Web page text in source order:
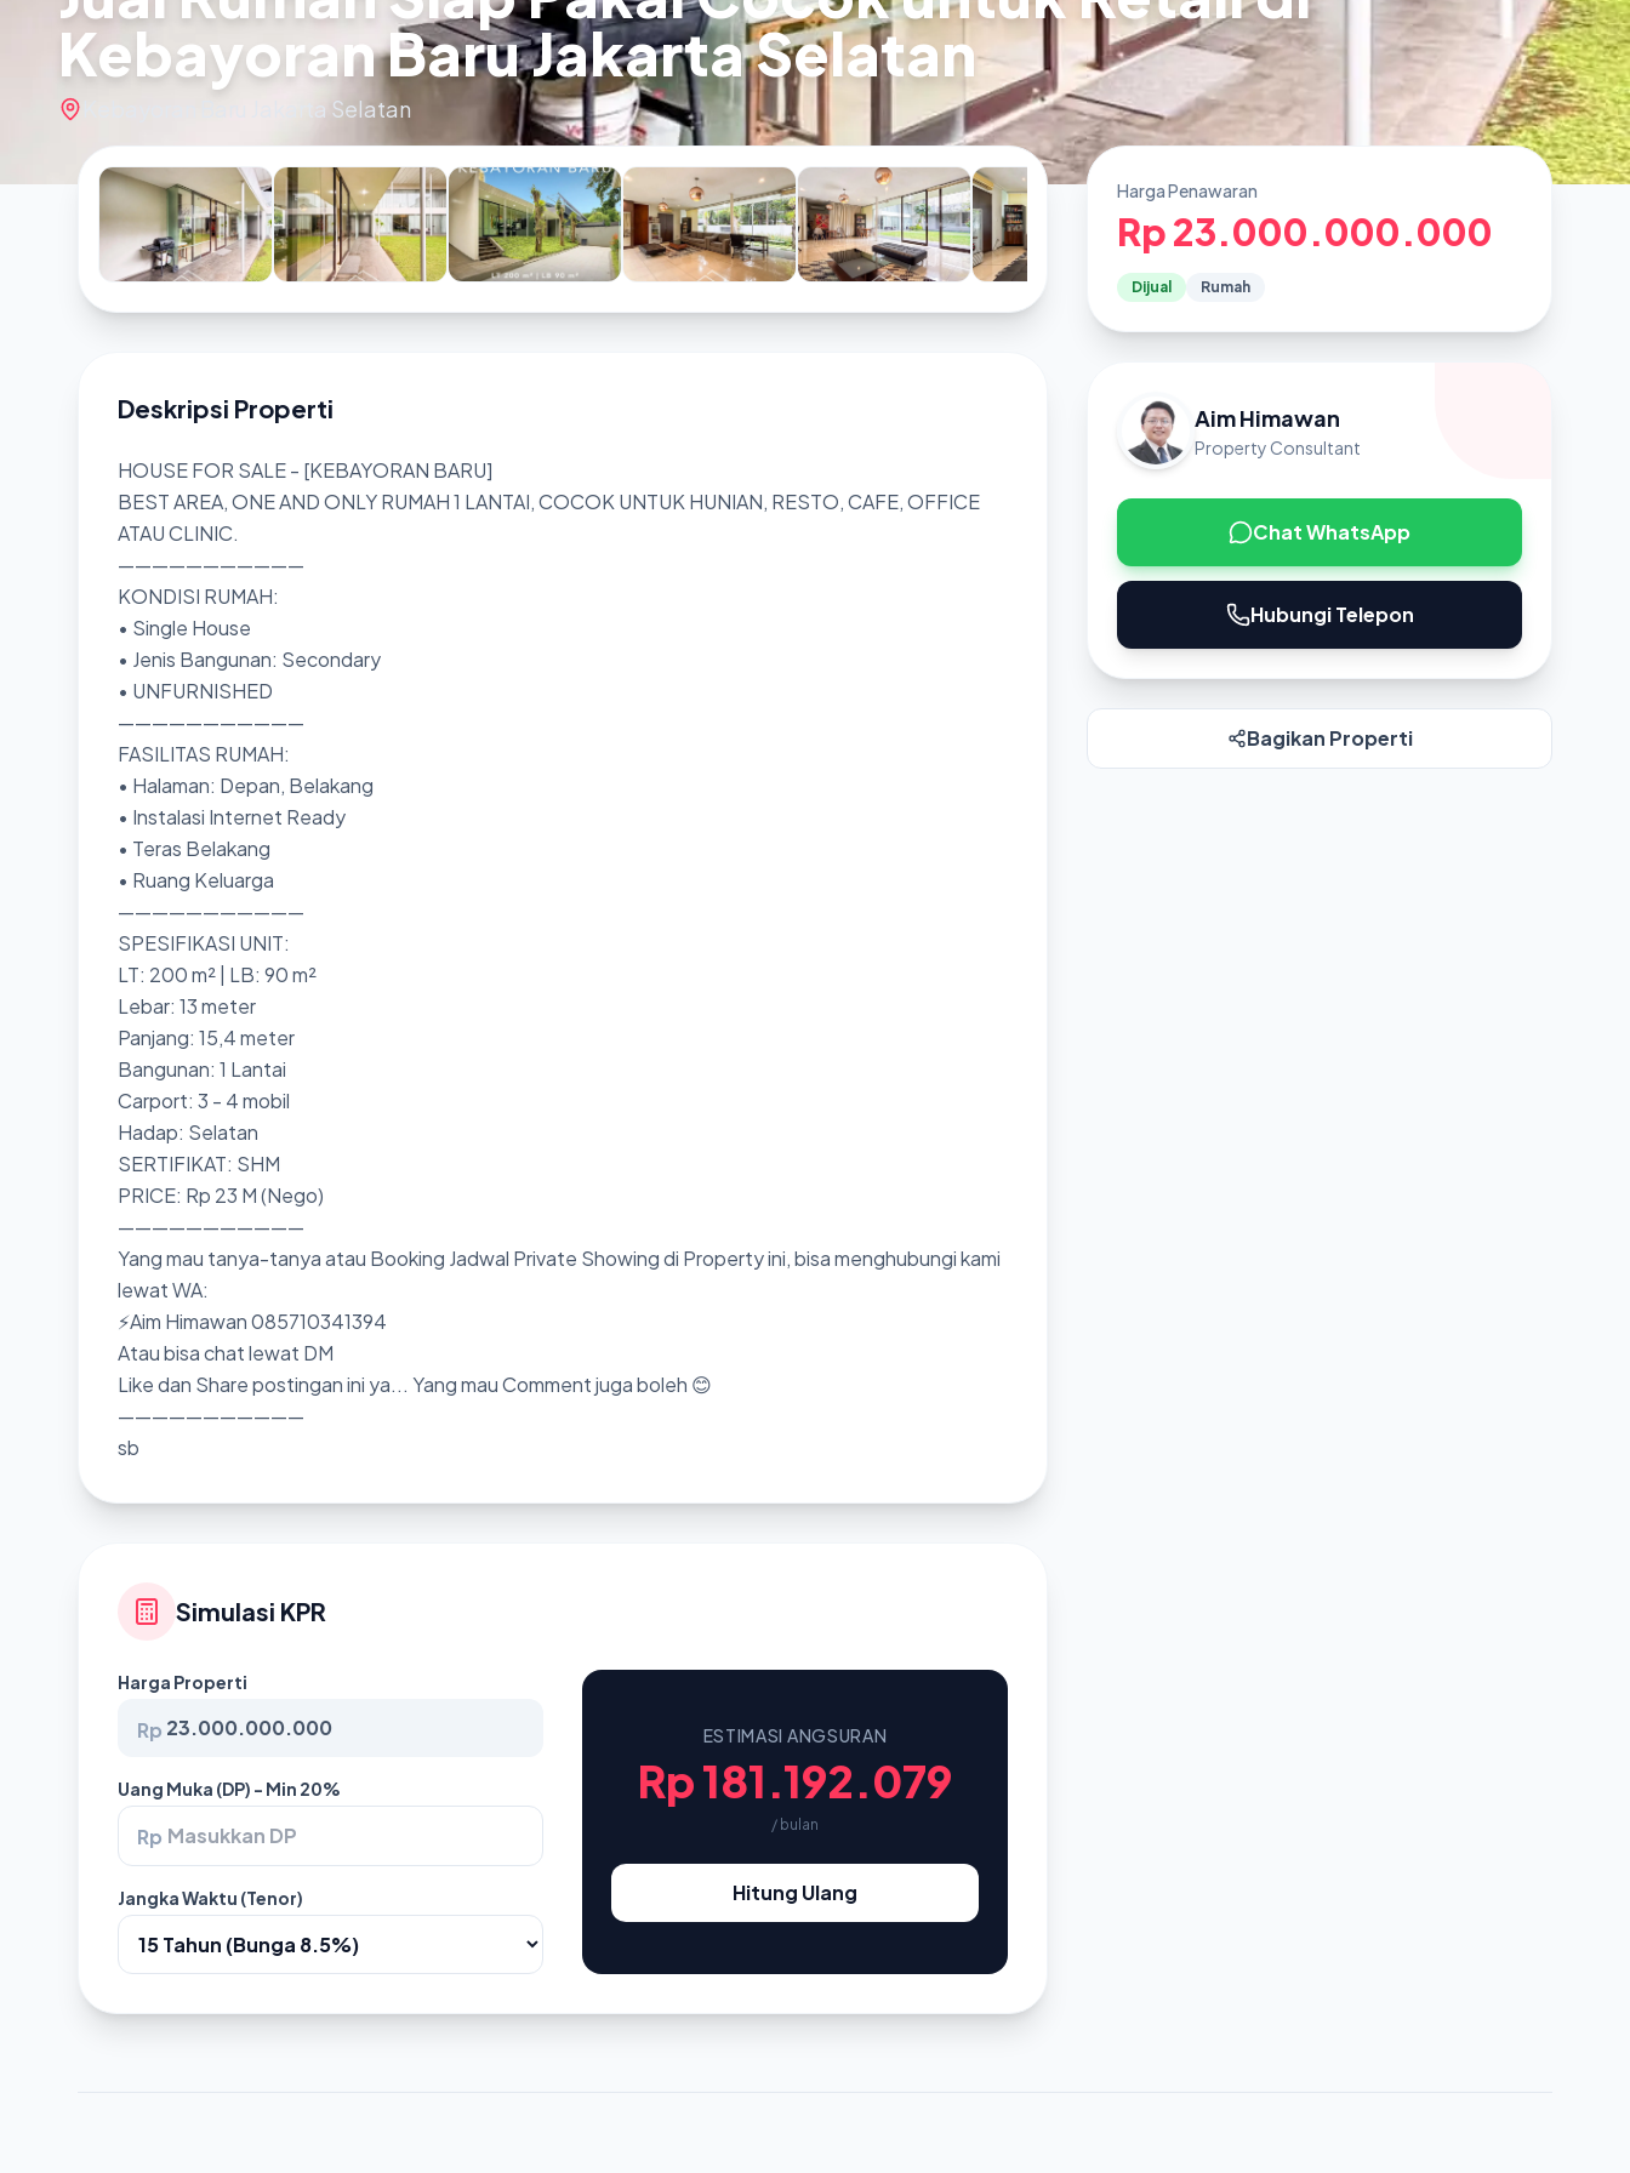
Kebayoran Baru Jakarta Selatan
Kebayoran Baru Jakarta Selatan
Deskripsi Properti
HOUSE FOR SALE - [KEBAYORAN BARU]
BEST AREA, ONE AND ONLY RUMAH 1 LANTAI, COCOK UNTUK HUNIAN, RESTO, CAFE, OFFICE
ATAU CLINIC.
———————————
KONDISI RUMAH:
• Single House
• Jenis Bangunan: Secondary
• UNFURNISHED
———————————
FASILITAS RUMAH:
• Halaman: Depan, Belakang
• Instalasi Internet Ready
• Teras Belakang
• Ruang Keluarga
———————————
SPESIFIKASI UNIT:
LT: 200 m² | LB: 90 m²
Lebar: 13 meter
Panjang: 15,4 meter
Bangunan: 1 Lantai
Carport: 3 - 4 mobil
Hadap: Selatan
SERTIFIKAT: SHM
PRICE: Rp 23 M (Nego)
———————————
Yang mau tanya-tanya atau Booking Jadwal Private Showing di Property ini, bisa menghubungi kami
lewat WA:
⚡Aim Himawan 085710341394
Atau bisa chat lewat DM
Like dan Share postingan ini ya... Yang mau Comment juga boleh 😊
———————————
sb
Simulasi KPR
Harga Properti
Rp
Uang Muka (DP) - Min 20%
Rp
Jangka Waktu (Tenor)
ESTIMASI ANGSURAN
Rp 181.192.079
/ bulan
Hitung Ulang
Harga Penawaran
Rp 23.000.000.000
Dijual Rumah
Aim Himawan
Property Consultant
Chat WhatsApp
Hubungi Telepon
Bagikan Properti